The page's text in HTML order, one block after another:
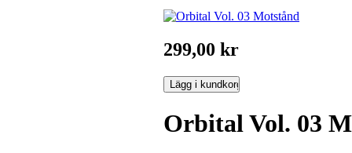
299,00 kr
Orbital Vol. 03